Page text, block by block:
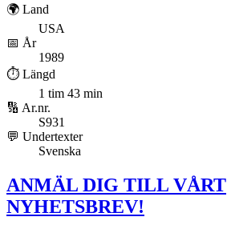
🌍 Land
USA
📅 År
1989
⏱️ Längd
1 tim 43 min
🔢 Ar.nr.
S931
💬 Undertexter
Svenska
ANMÄL DIG TILL VÅRT
NYHETSBREV!